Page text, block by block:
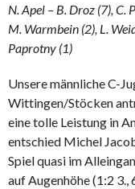
N. Apel – B. Droz (7), C.
M. Warmbein (2), L.
Paprotny (1)
Unsere männliche C-
Wittingen/Stöcken
eine tolle Leistung in
entschied Michel
Spiel quasi im
auf Augenhöhe (1:2 3.,